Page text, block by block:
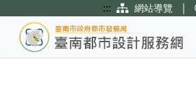
到
::: 網站導覽